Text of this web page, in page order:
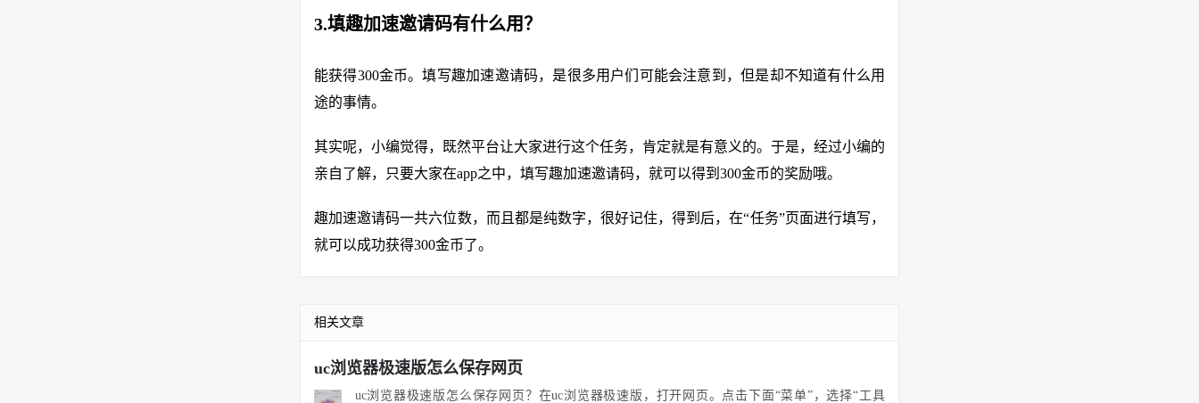
3.填趣加速邀请码有什么用？
能获得300金币。填写趣加速邀请码，是很多用户们可能会注意到，但是却不知道有什么用
途的事情。
其实呢，小编觉得，既然平台让大家进行这个任务，肯定就是有意义的。于是，经过小编的
亲自了解，只要大家在app之中，填写趣加速邀请码，就可以得到300金币的奖励哦。
趣加速邀请码一共六位数，而且都是纯数字，很好记住，得到后，在“任务”页面进行填写，
就可以成功获得300金币了。
相关文章
uc浏览器极速版怎么保存网页
uc浏览器极速版怎么保存网页？在uc浏览器极速版，打开网页。点击下面“菜单”，选择“工具